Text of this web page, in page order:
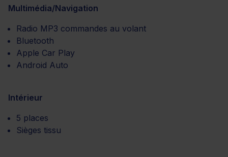
Multimédia/Navigation
Radio MP3 commandes au volant
Bluetooth
Apple Car Play
Android Auto
Intérieur
5 places
Sièges tissu